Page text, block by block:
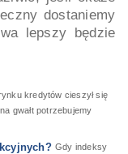
dostaniemy
lepszy będzie
kredytów cieszył się
gwałt potrzebujemy
Gdy indeksy